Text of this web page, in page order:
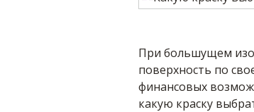
При большущем
поверхность по
финансовых
какую краску